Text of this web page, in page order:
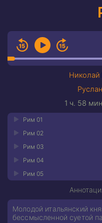
Николай
1 ч. 58
Рим 01
Рим 02
Рим 03
Рим 04
Рим 05
Молодой итальянский
бессмысленной суетой